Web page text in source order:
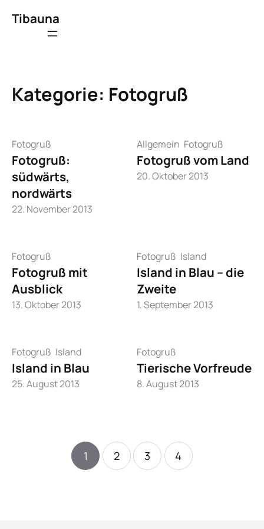
Inhalt
Tibauna
Kategorie: Fotogruß
Fotogruß
Fotogruß:
südwärts,
nordwärts
22. November 2013
Allgemein Fotogruß
Fotogruß vom Land
20. Oktober 2013
Fotogruß
Fotogruß mit
Ausblick
13. Oktober 2013
Fotogruß Island
Island in Blau – die
Zweite
1. September 2013
Fotogruß Island
Island in Blau
25. August 2013
Fotogruß
Tierische Vorfreude
8. August 2013
1 2 3 4